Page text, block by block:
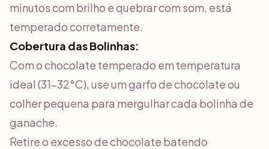
minutos com brilho e quebrar com som, está
temperado corretamente.
Cobertura das Bolinhas:
Com o chocolate temperado em temperatura
ideal (31-32°C), use um garfo de chocolate ou
colher pequena para mergulhar cada bolinha de
ganache.
Retire o excesso de chocolate batendo